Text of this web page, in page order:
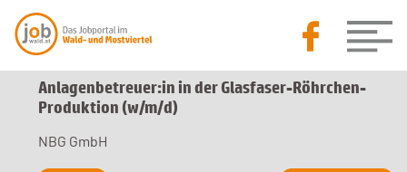
Anlagenbetreuer:in in der Glasfaser-Röhrchen-
Produktion (w/m/d)
NBG GmbH